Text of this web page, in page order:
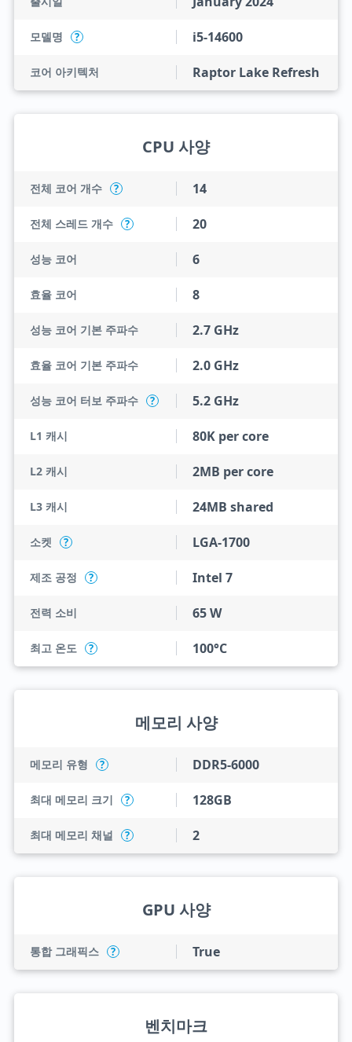
모델명 ? i5-14600
코어 아키텍처 Raptor Lake Refresh
CPU 사양
전체 코어 개수 ? 14
전체 스레드 개수 ? 20
성능 코어 6
효율 코어 8
성능 코어 기본 주파수 2.7 GHz
효율 코어 기본 주파수 2.0 GHz
성능 코어 터보 주파수 ? 5.2 GHz
L1 캐시 80K per core
L2 캐시 2MB per core
L3 캐시 24MB shared
소켓 ? LGA-1700
제조 공정 ? Intel 7
전력 소비 65 W
최고 온도 ? 100°C
메모리 사양
메모리 유형 ? DDR5-6000
최대 메모리 크기 ? 128GB
최대 메모리 채널 ? 2
GPU 사양
통합 그래픽스 ? True
벤치마크